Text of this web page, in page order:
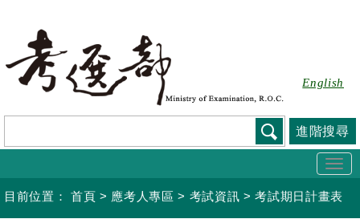
要
容
English
進階搜尋
目前位置： 首頁 > 應考人專區 > 考試資訊 >考試期日計畫表